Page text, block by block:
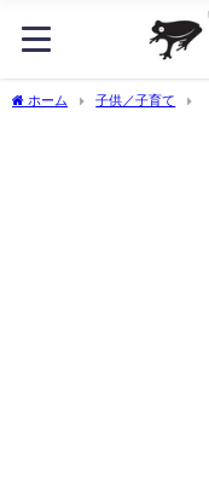
ホーム 子供／子育て